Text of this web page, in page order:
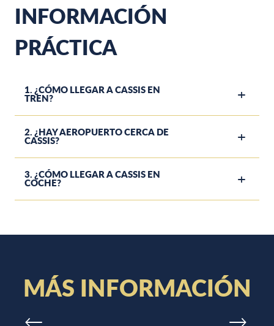
INFORMACIÓN
PRÁCTICA
1. ¿CÓMO LLEGAR A CASSIS EN
TREN?
2. ¿HAY AEROPUERTO CERCA DE
CASSIS?
3. ¿CÓMO LLEGAR A CASSIS EN
COCHE?
MÁS INFORMACIÓN